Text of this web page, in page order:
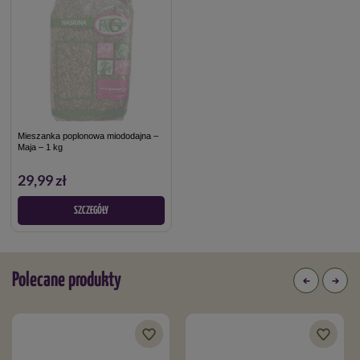
Mieszanka poplonowa miododajna –
Maja – 1 kg
29,99 zł
SZCZEGÓŁY
Polecane produkty